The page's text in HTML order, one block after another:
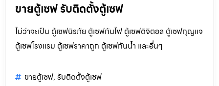
ขายตู้เซฟ รับติดตั้งตู้เซฟ
ไม่ว่าจะเป็น ตู้เซฟนิรภัย ตู้เซฟกันไฟ ตู้เซฟดิจิตอล ตู้เซฟกุญแจ
ตู้เซฟโรงแรม ตู้เซฟราคาถูก ตู้เซฟกันน้ำ และอื่นๆ
ขายตู้เซฟ, รับติดตั้งตู้เซฟ